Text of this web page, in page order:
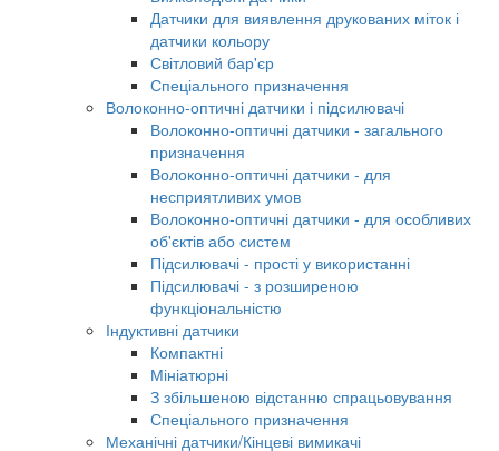
Датчики для виявлення друкованих міток і
датчики кольору
Світловий бар'єр
Спеціального призначення
Волоконно-оптичні датчики і підсилювачі
Волоконно-оптичні датчики - загального
призначення
Волоконно-оптичні датчики - для
несприятливих умов
Волоконно-оптичні датчики - для особливих
об'єктів або систем
Підсилювачі - прості у використанні
Підсилювачі - з розширеною
функціональністю
Індуктивні датчики
Компактні
Мініатюрні
З збільшеною відстанню спрацьовування
Спеціального призначення
Механічні датчики/Кінцеві вимикачі